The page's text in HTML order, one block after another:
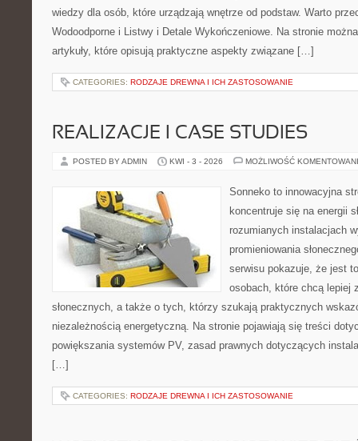
wiedzy dla osób, które urządzają wnętrze od podstaw. Warto
Wodoodporne i Listwy i Detale Wykończeniowe. Na stronie
artykuły, które opisują praktyczne aspekty związane […]
CATEGORIES: RODZAJE DREWNA I ICH ZASTOSOWANIE
REALIZACJE I CASE STUDIES
POSTED BY ADMIN KWI - 3 - 2026 MOŻLIWOŚĆ
Sonneko to innowacyjna
koncentruje się na energii
rozumianych instalacjach
promieniowania
serwisu pokazuje, że jest
osobach, które chcą lepiej
słonecznych, a także o tych, którzy szukają praktycznych
niezależnością energetyczną. Na stronie pojawiają się treści
powiększania systemów PV, zasad prawnych dotyczących
[…]
CATEGORIES: RODZAJE DREWNA I ICH ZASTOSOWANIE